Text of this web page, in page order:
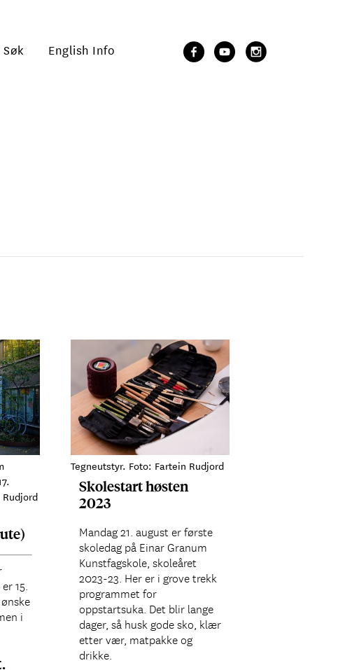
Søk English Info
15.
i
Tegneutstyr. Foto: Fartein Rudjord
Skolestart høsten
2023
Mandag 21. august er første
skoledag på Einar Granum
Kunstfagskole, skoleåret
2023-23. Her er i grove trekk
programmet for
oppstartsuka. Det blir lange
dager, så husk gode sko, klær
etter vær, matpakke og
drikke.